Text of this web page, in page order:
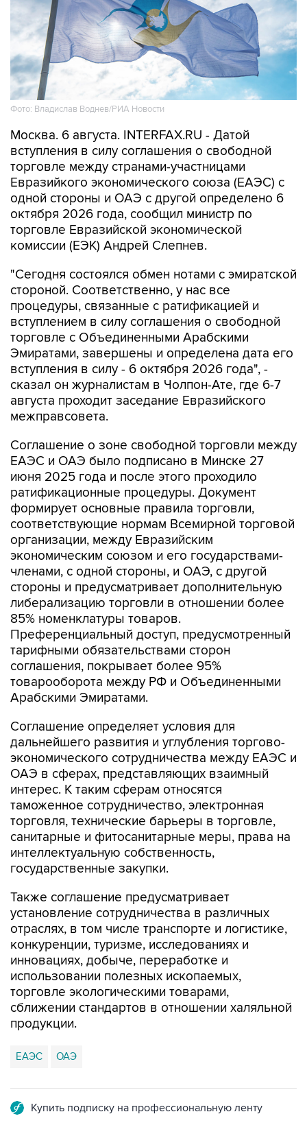
Фото: Владислав Воднев/РИА Новости
Москва. 6 августа. INTERFAX.RU - Датой
вступления в силу соглашения о свободной
торговле между странами-участницами
Евразийкого экономического союза (ЕАЭС) с
одной стороны и ОАЭ с другой определено 6
октября 2026 года, сообщил министр по
торговле Евразийской экономической
комиссии (ЕЭК) Андрей Слепнев.
"Сегодня состоялся обмен нотами с эмиратской
стороной. Соответственно, у нас все
процедуры, связанные с ратификацией и
вступлением в силу соглашения о свободной
торговле с Объединенными Арабскими
Эмиратами, завершены и определена дата его
вступления в силу - 6 октября 2026 года", -
сказал он журналистам в Чолпон-Ате, где 6-7
августа проходит заседание Евразийского
межправсовета.
Соглашение о зоне свободной торговли между
ЕАЭС и ОАЭ было подписано в Минске 27
июня 2025 года и после этого проходило
ратификационные процедуры. Документ
формирует основные правила торговли,
соответствующие нормам Всемирной торговой
организации, между Евразийским
экономическим союзом и его государствами-
членами, с одной стороны, и ОАЭ, с другой
стороны и предусматривает дополнительную
либерализацию торговли в отношении более
85% номенклатуры товаров.
Преференциальный доступ, предусмотренный
тарифными обязательствами сторон
соглашения, покрывает более 95%
товарооборота между РФ и Объединенными
Арабскими Эмиратами.
Соглашение определяет условия для
дальнейшего развития и углубления торгово-
экономического сотрудничества между ЕАЭС и
ОАЭ в сферах, представляющих взаимный
интерес. К таким сферам относятся
таможенное сотрудничество, электронная
торговля, технические барьеры в торговле,
санитарные и фитосанитарные меры, права на
интеллектуальную собственность,
государственные закупки.
Также соглашение предусматривает
установление сотрудничества в различных
отраслях, в том числе транспорте и логистике,
конкуренции, туризме, исследованиях и
инновациях, добыче, переработке и
использовании полезных ископаемых,
торговле экологическими товарами,
сближении стандартов в отношении халяльной
продукции.
ЕАЭС ОАЭ
Купить подписку на профессиональную ленту